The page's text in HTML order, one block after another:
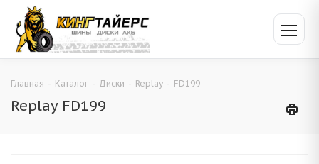
Главная - Каталог - Диски - Replay - FD199
Replay FD199